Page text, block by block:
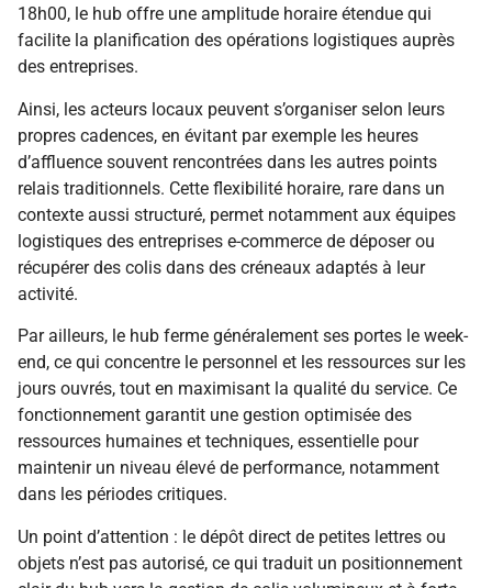
18h00, le hub offre une amplitude horaire étendue qui
facilite la planification des opérations logistiques auprès
des entreprises.
Ainsi, les acteurs locaux peuvent s’organiser selon leurs
propres cadences, en évitant par exemple les heures
d’affluence souvent rencontrées dans les autres points
relais traditionnels. Cette flexibilité horaire, rare dans un
contexte aussi structuré, permet notamment aux équipes
logistiques des entreprises e-commerce de déposer ou
récupérer des colis dans des créneaux adaptés à leur
activité.
Par ailleurs, le hub ferme généralement ses portes le week-
end, ce qui concentre le personnel et les ressources sur les
jours ouvrés, tout en maximisant la qualité du service. Ce
fonctionnement garantit une gestion optimisée des
ressources humaines et techniques, essentielle pour
maintenir un niveau élevé de performance, notamment
dans les périodes critiques.
Un point d’attention : le dépôt direct de petites lettres ou
objets n’est pas autorisé, ce qui traduit un positionnement